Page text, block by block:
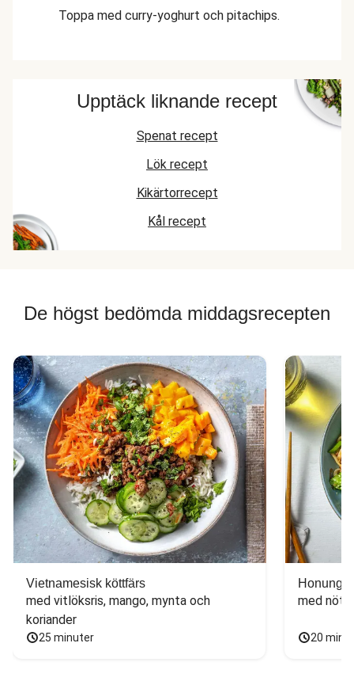
Toppa med curry-yoghurt och pitachips.
Upptäck liknande recept
Spenat recept
Lök recept
Kikärtorrecept
Kål recept
De högst bedömda middagsrecepten
Vietnamesisk köttfärs
med vitlöksris, mango, mynta och
koriander
25 minuter
med
20